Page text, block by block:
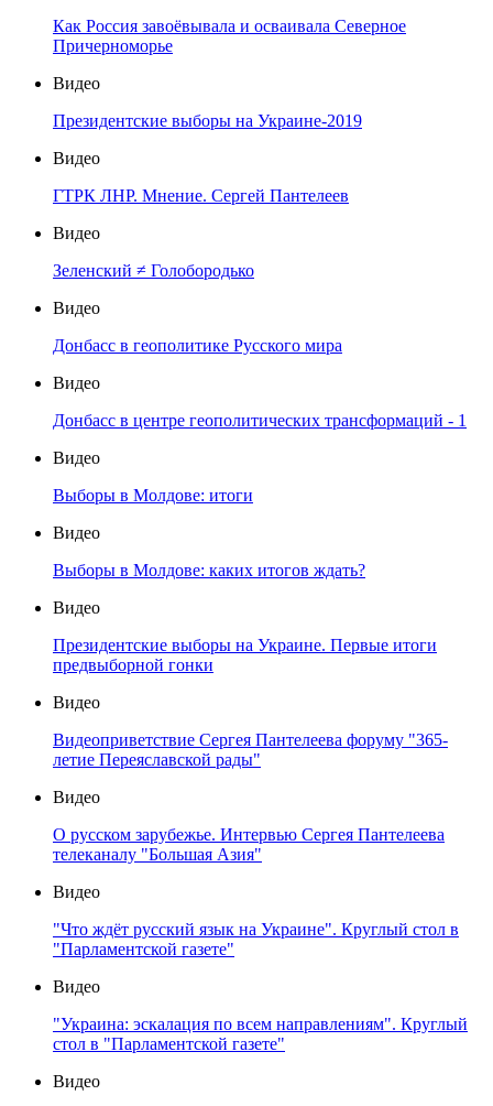
Как Россия завоёвывала и осваивала Северное
Причерноморье
Видео
Президентские выборы на Украине-2019
Видео
ГТРК ЛНР. Мнение. Сергей Пантелеев
Видео
Зеленский ≠ Голобородько
Видео
Донбасс в геополитике Русского мира
Видео
Донбасс в центре геополитических трансформаций - 1
Видео
Выборы в Молдове: итоги
Видео
Выборы в Молдове: каких итогов ждать?
Видео
Президентские выборы на Украине. Первые итоги
предвыборной гонки
Видео
Видеоприветствие Сергея Пантелеева форуму "365-
летие Переяславской рады"
Видео
О русском зарубежье. Интервью Сергея Пантелеева
телеканалу "Большая Азия"
Видео
"Что ждёт русский язык на Украине". Круглый стол в
"Парламентской газете"
Видео
"Украина: эскалация по всем направлениям". Круглый
стол в "Парламентской газете"
Видео